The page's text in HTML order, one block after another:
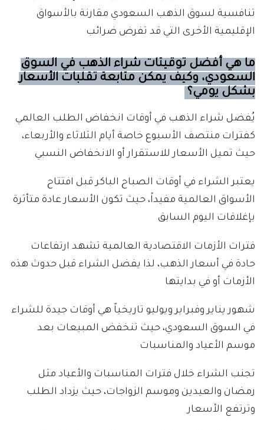
تنافسية لسوق الذهب السعودي مقارنة بالأسواق
الإقليمية الأخرى التي قد تفرض ضرائب
ما هي أفضل توقيتات شراء الذهب في السوق
السعودي، وكيف يمكن متابعة تقلبات الأسعار
بشكل يومي؟
يُفضل شراء الذهب في أوقات انخفاض الطلب العالمي
كفترات منتصف الأسبوع خاصة أيام الثلاثاء والأربعاء،
حيث تميل الأسعار للاستقرار أو الانخفاض النسبي
يعتبر الشراء في أوقات الصباح الباكر قبل افتتاح
الأسواق العالمية مفيداً، حيث تكون الأسعار عادة متأثرة
بإغلاقات اليوم السابق
فترات الأزمات الاقتصادية العالمية تشهد ارتفاعات
حادة في أسعار الذهب، لذا يفضل الشراء قبل حدوث هذه
الأزمات أو في بدايتها
شهور يناير وفبراير ويوليو تاريخياً هي أوقات جيدة للشراء
في السوق السعودي، حيث تنخفض المبيعات بعد
موسم الأعياد والمناسبات
تجنب الشراء خلال فترات المناسبات والأعياد مثل
رمضان والعيدين وموسم الزواجات، حيث يزداد الطلب
وترتفع الأسعار